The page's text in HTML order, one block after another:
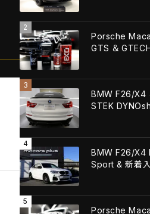
Porsche
GTS ＆ GTECHNIQ
BMW F26/X4
STEK
BMW F26/X4
Sport & 新着
Porsche